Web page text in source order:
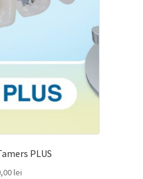
PLUS
lei